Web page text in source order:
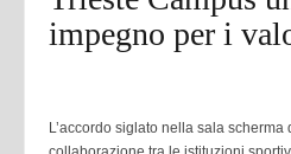
impegno per i
L’accordo siglato nella sala scherma